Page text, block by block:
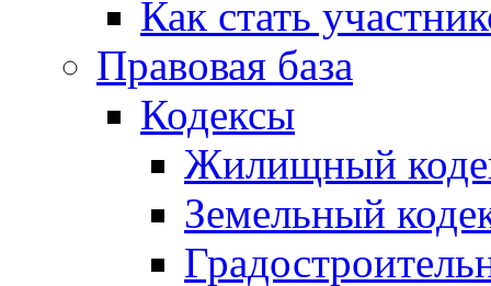
Как стать
Правовая база
Кодексы
Жилищный
Земельный